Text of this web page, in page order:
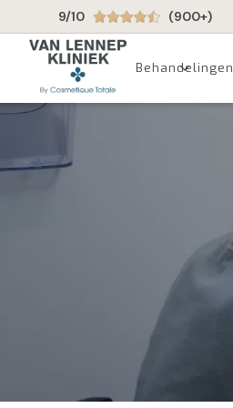
9/10 (900+)
Behandelingen